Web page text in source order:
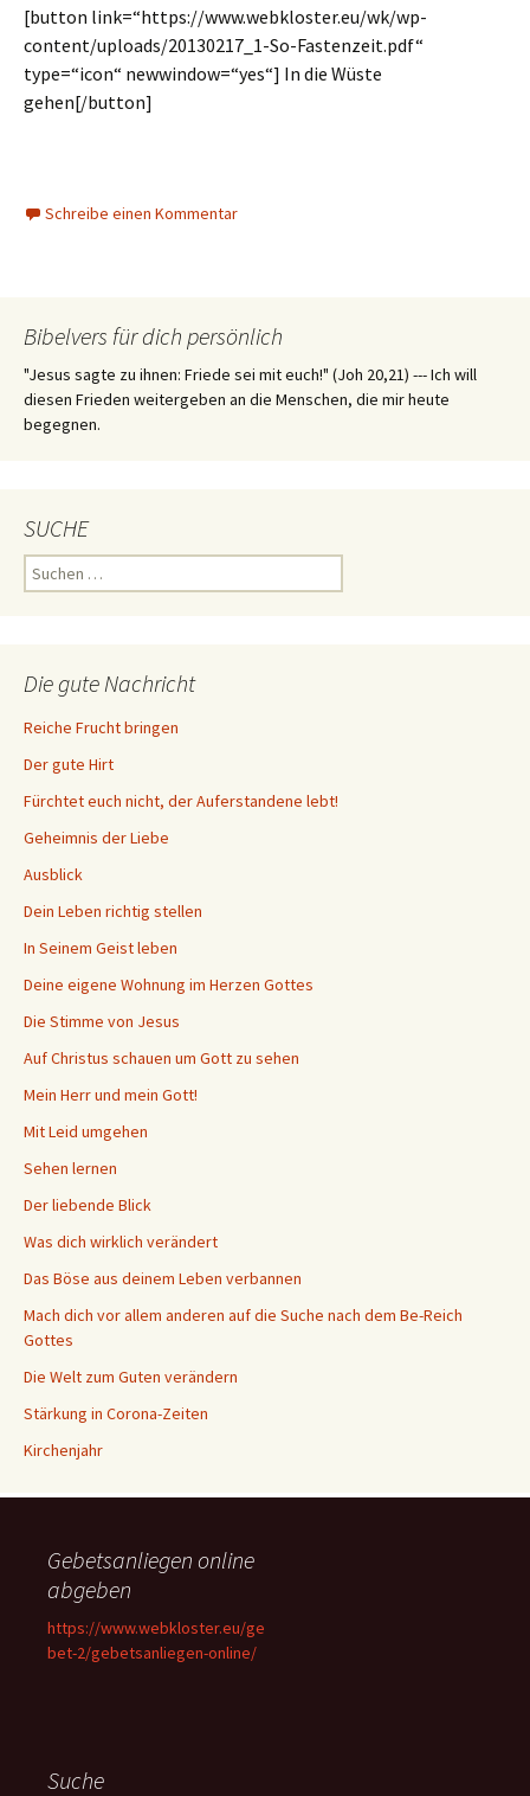
[button link=“https://www.webkloster.eu/wk/wp-
content/uploads/20130217_1-So-Fastenzeit.pdf“
type=“icon“ newwindow=“yes“] In die Wüste
gehen[/button]
Schreibe einen Kommentar
Bibelvers für dich persönlich
"Jesus sagte zu ihnen: Friede sei mit euch!" (Joh 20,21) --- Ich will
diesen Frieden weitergeben an die Menschen, die mir heute
begegnen.
SUCHE
Suchen
nach:
Die gute Nachricht
Reiche Frucht bringen
Der gute Hirt
Fürchtet euch nicht, der Auferstandene lebt!
Geheimnis der Liebe
Ausblick
Dein Leben richtig stellen
In Seinem Geist leben
Deine eigene Wohnung im Herzen Gottes
Die Stimme von Jesus
Auf Christus schauen um Gott zu sehen
Mein Herr und mein Gott!
Mit Leid umgehen
Sehen lernen
Der liebende Blick
Was dich wirklich verändert
Das Böse aus deinem Leben verbannen
Mach dich vor allem anderen auf die Suche nach dem Be-Reich
Gottes
Die Welt zum Guten verändern
Stärkung in Corona-Zeiten
Kirchenjahr
Gebetsanliegen online
abgeben
https://www.webkloster.eu/ge
bet-2/gebetsanliegen-online/
Suche